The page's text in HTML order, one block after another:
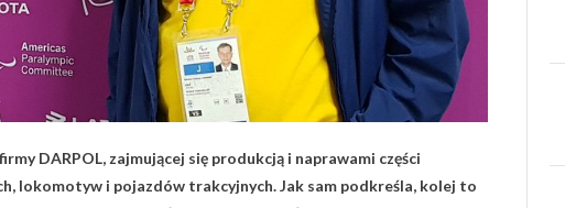
DARPOL, zajmującej się produkcją i naprawami części
lokomotyw i pojazdów trakcyjnych. Jak sam podkreśla, kolej to